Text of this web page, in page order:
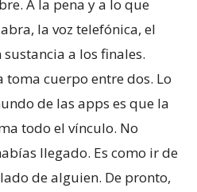
A la pena y a lo que
la voz telefónica, el
a los finales.
cuerpo entre dos. Lo
de las apps es que la
todo el vínculo. No
llegado. Es como ir de
de alguien. De pronto,